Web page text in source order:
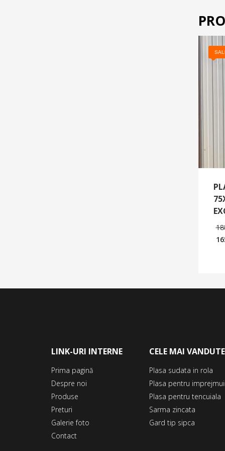
LINK-URI INTERNE
Prima pagină
Despre noi
Produse
Preturi
Galerie foto
Contact
CELE MAI
Plasa sudata in rola
Plasa pentru
Plasa pentru tencuiala
Sarma zincata
Gard tip sipca